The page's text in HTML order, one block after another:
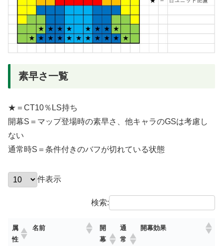
素早さ一覧
★＝CT10％LS持ち
開幕S＝マップ登場時の素早さ、他キャラのGSは考慮し
ない
通常時S＝条件付きのバフが切れている状態
件表示
検索:
属
性
名前
開
幕
通
常
開幕効果